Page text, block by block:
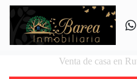
Venta de casa en